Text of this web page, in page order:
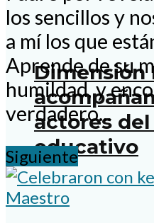
Dimensión
actores
educativo
los sencillos y
a mí los que
Aprende de su
humildad, y
verdadero...
Siguiente